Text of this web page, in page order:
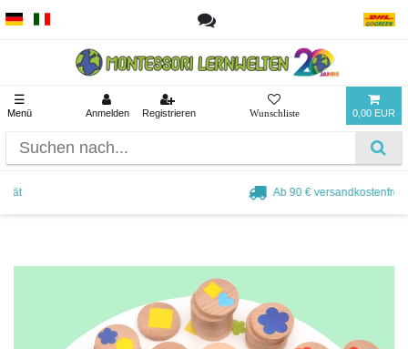
☰
Menü Anmelden Registrieren 0,00 EUR
Ab 90 € versandkostenfrei